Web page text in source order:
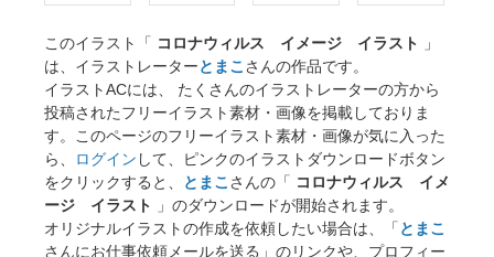
このイラスト「 コロナウィルス イメージ イラスト
」
は、イラストレーターとまこ さんの作品です。
イラストACには、 たくさんのイラストレーターの方から
投稿されたフリーイラスト素材・画像を掲載しておりま
す。このページのフリーイラスト素材・画像が気に入った
ら、
ログイン して、ピンクのイラストダウンロードボタン
をクリックすると、
とまこ さんの「 コロナウィルス イメ
ージ イラスト
」のダウンロードが開始されます。
オリジナルイラストの作成を依頼したい場合は、「 とまこ
さんにお仕事依頼メールを送る」のリンクや、プロフィー